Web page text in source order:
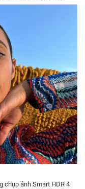
chụp ảnh Smart HDR 4